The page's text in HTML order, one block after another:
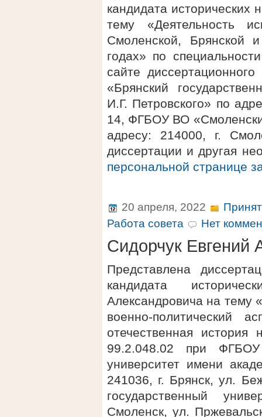
кандидата исторических
тему «Деятельность
Смоленской, Брянской
годах» по
сайте
«Брянский
И.Г. Петровского» по
14, ФГБОУ ВО
адресу: 214000, г.
диссертации и другая
персональной странице
20 апреля, 2022
Работа совета
Нет
Сидорчук Евгений
Представлена
кандидата
Александровича на тему
военно-политический
отечественная история
99.2.048.02 при ФГБОУ
университет имени
241036, г. Брянск, ул.
государственный
Смоленск, ул.